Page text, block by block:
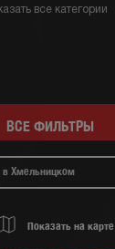
все категории
ВСЕ ФИЛЬТРЫ
Показать на карте